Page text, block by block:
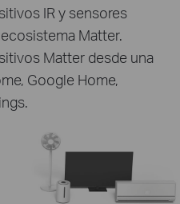
IR y sensores
Matter.
Matter desde una
Google Home,